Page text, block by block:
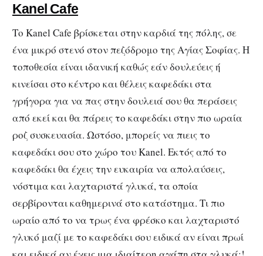
Kanel Cafe
Το Kanel Cafe βρίσκεται στην καρδιά της πόλης, σε
ένα μικρό στενό στον πεζόδρομο της Αγίας Σοφίας. Η
τοποθεσία είναι ιδανική καθώς εάν δουλεύεις ή
κινείσαι στο κέντρο και θέλεις καφεδάκι στα
γρήγορα για να πας στην δουλειά σου θα περάσεις
από εκεί και θα πάρεις το καφεδάκι στην πιο ωραία
ροζ συσκευασία. Ωστόσο, μπορείς να πιεις το
καφεδάκι σου στο χώρο του Kanel. Εκτός από το
καφεδάκι θα έχεις την ευκαιρία να απολαύσεις,
νόστιμα και λαχταριστά γλυκά, τα οποία
σερβίρονται καθημερινά στο κατάστημα. Τι πιο
ωραίο από το να τρως ένα φρέσκο και λαχταριστό
γλυκό μαζί με το καφεδάκι σου ειδικά αν είναι πρωί